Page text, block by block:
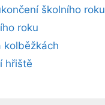
školního roku
roku
kolběžkách
hřiště